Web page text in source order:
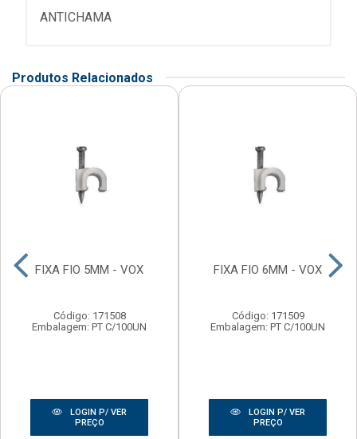
ANTICHAMA
Produtos Relacionados
FIXA FIO 5MM - VOX
Código: 171508
Embalagem: PT C/100UN
LOGIN P/ VER
PREÇO
FIXA FIO 6MM - VOX
Código: 171509
Embalagem: PT C/100UN
LOGIN P/ VER
PREÇO